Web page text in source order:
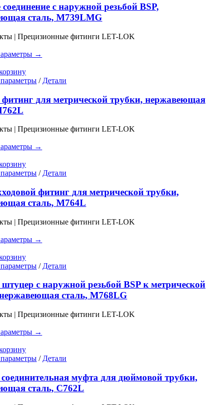
имеет
несколько
вариаций.
можно
на
с наружной резьбой BSP,
сталь, M739LMG
| Прецизионные фитинги LET-LOK
→
Этот
имеет
несколько
можно
на
/ Детали
для метрической трубки, нержавеющая
| Прецизионные фитинги LET-LOK
→
Этот
имеет
несколько
вариаций.
можно
на
/ Детали
фитинг для метрической трубки,
сталь, M764L
| Прецизионные фитинги LET-LOK
→
Этот
имеет
несколько
вариаций.
можно
на
/ Детали
с наружной резьбой BSP к метрической
сталь, M768LG
| Прецизионные фитинги LET-LOK
→
Этот
имеет
несколько
вариаций.
/ Детали
муфта для дюймовой трубки,
сталь, C762L